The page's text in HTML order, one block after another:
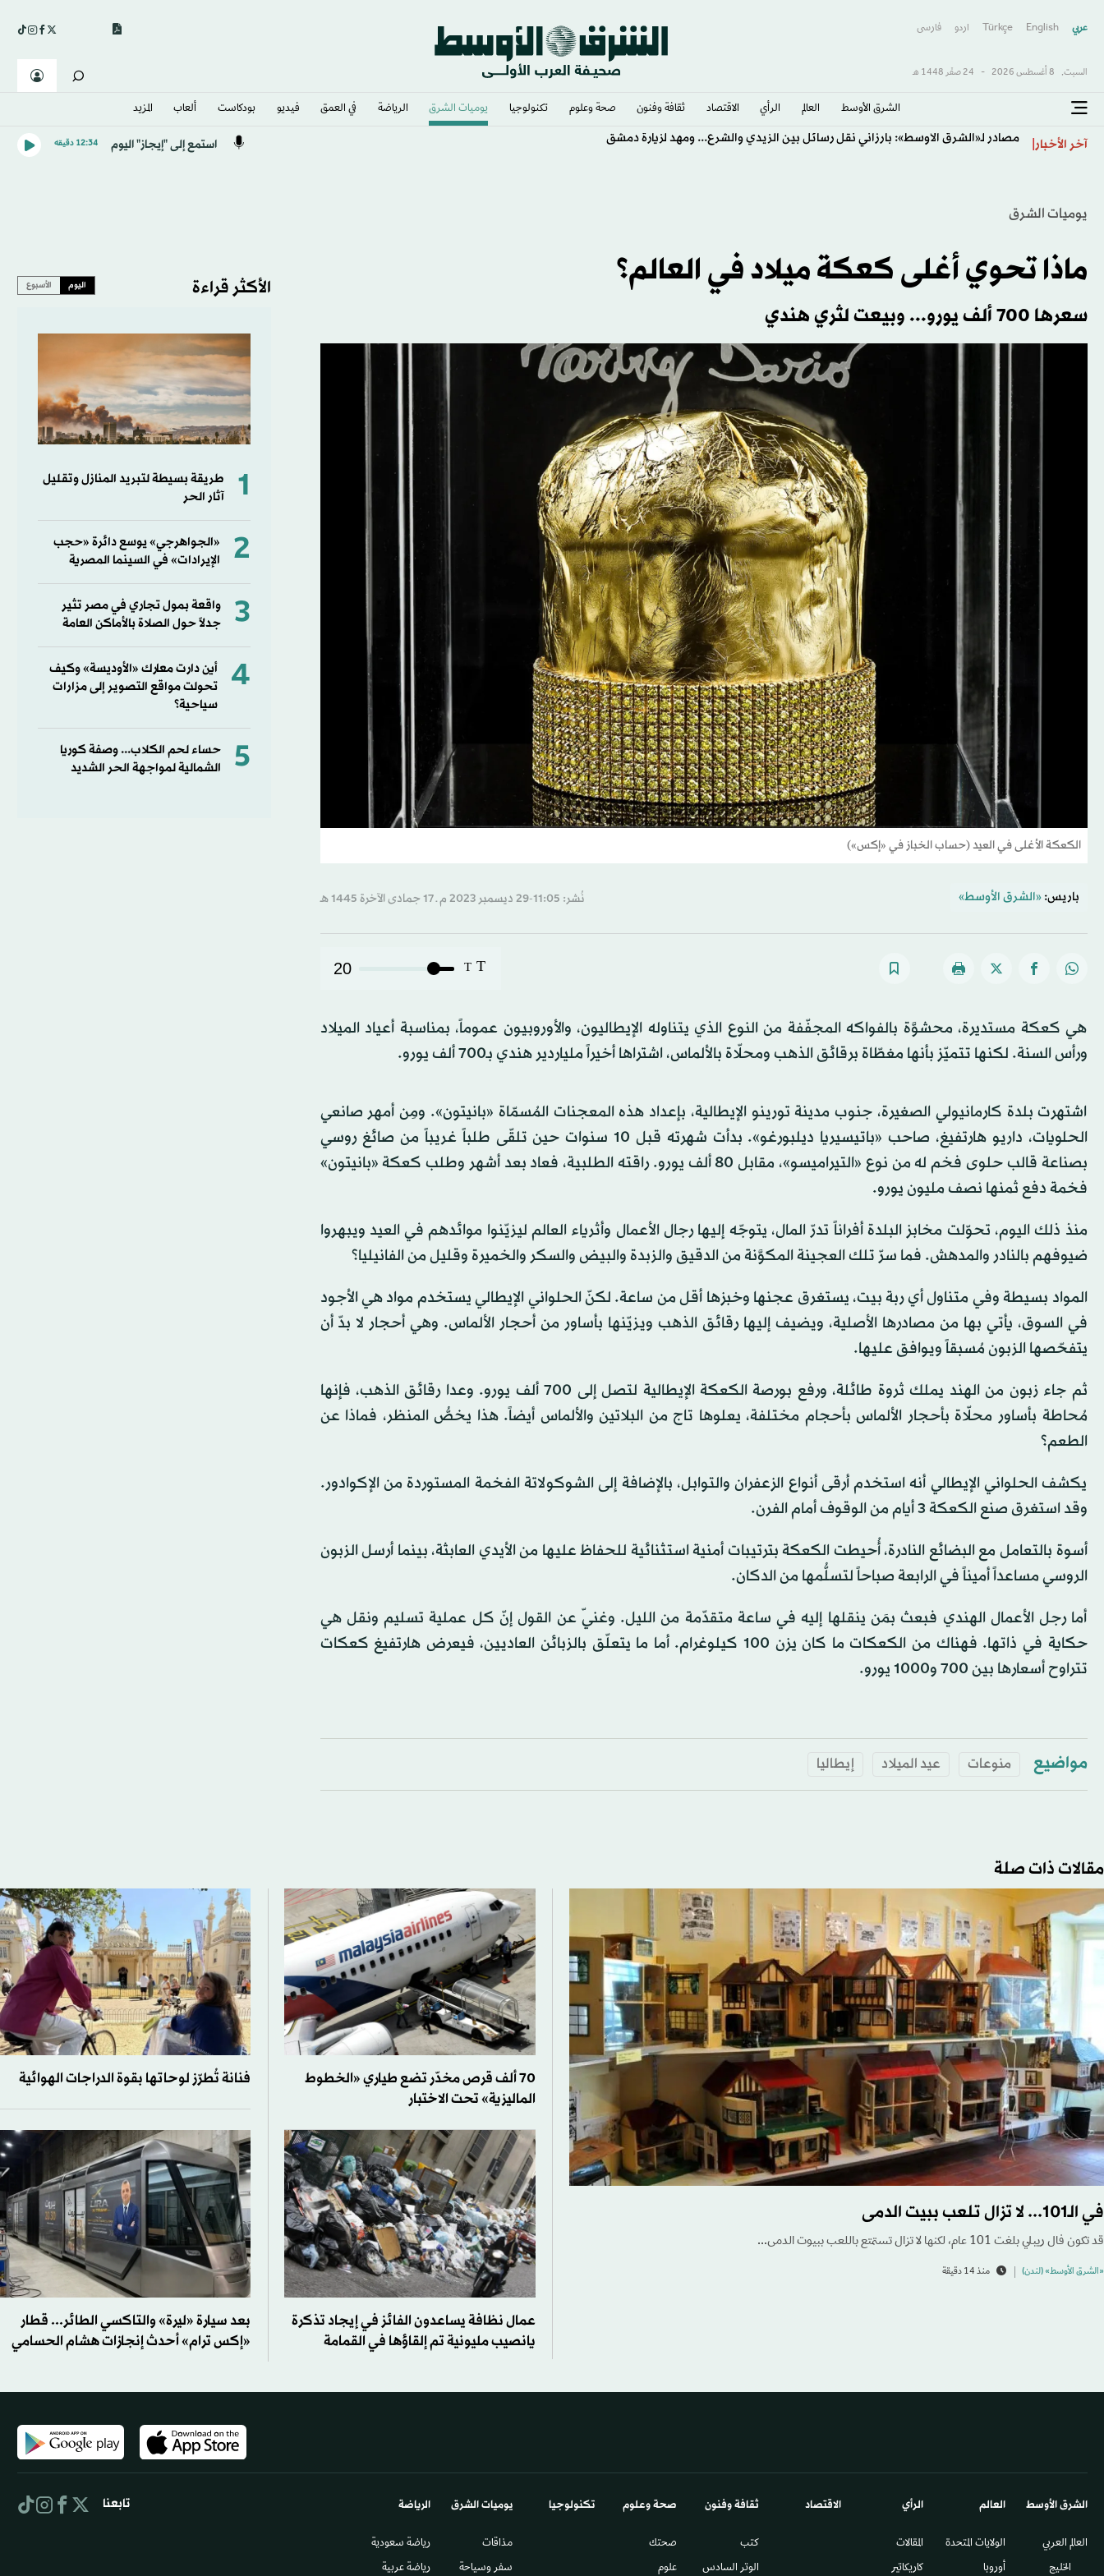
عربي English
Türkçe اردو فارسى
السبت, 8 أغسطس 2026 - 24 صفَر 1448 هـ
الشرق الأوسط​ العالم الرأي الاقتصاد ثقافة وفنون صحة وعلوم تكنولوجيا يوميات الشرق​ الرياضة في العمق فيديو بودكاست ألعاب المزيد
آخر الأخبار مصادر لـ«الشرق الأوسط»: بارزاني نقل رسائل بين الزيدي والشرع... ومهد لزيارة دمشق استمع إلى "إيجاز" اليوم 12:34 دقيقه
يوميات الشرق
ماذا تحوي أغلى كعكة ميلاد في العالم؟
سعرها 700 ألف يورو... وبيعت لثري هندي
الكعكة الأغلى في العيد (حساب الخباز في «إكس»)
باريس: «الشرق الأوسط» نُشر: 11:05-29 ديسمبر 2023 م ـ 17 جمادى الآخرة 1445 هـ
T
T
20
هي كعكة مستديرة، محشوَّة بالفواكه المجفّفة من النوع الذي يتناوله الإيطاليون، والأوروبيون عموماً، بمناسبة أعياد الميلاد
ورأس السنة. لكنها تتميّز بأنها مغطّاة برقائق الذهب ومحلّاة بالألماس، اشتراها أخيراً ملياردير هندي بـ700 ألف يورو.
اشتهرت بلدة كارمانيولي الصغيرة، جنوب مدينة تورينو الإيطالية، بإعداد هذه المعجنات المُسمّاة «بانيتون». ومِن أمهر صانعي
الحلويات، داريو هارتفيغ، صاحب «باتيسيريا ديلبورغو». بدأت شهرته قبل 10 سنوات حين تلقّى طلباً غريباً من صائغ روسي
بصناعة قالب حلوى فخم له من نوع «التيراميسو»، مقابل 80 ألف يورو. راقته الطلبية، فعاد بعد أشهر وطلب كعكة «بانيتون»
فخمة دفع ثمنها نصف مليون يورو.
منذ ذلك اليوم، تحوّلت مخابز البلدة أفراناً تدرّ المال، يتوجّه إليها رجال الأعمال وأثرياء العالم ليزيّنوا موائدهم في العيد ويبهروا
ضيوفهم بالنادر والمدهش. فما سرّ تلك العجينة المكوَّنة من الدقيق والزبدة والبيض والسكر والخميرة وقليل من الفانيليا؟
المواد بسيطة وفي متناول أي ربة بيت، يستغرق عجنها وخبزها أقل من ساعة. لكنّ الحلواني الإيطالي يستخدم مواد هي الأجود
في السوق، يأتي بها من مصادرها الأصلية، ويضيف إليها رقائق الذهب ويزيّنها بأساور من أحجار الألماس. وهي أحجار لا بدّ أن
يتفحّصها الزبون مُسبقاً ويوافق عليها.
ثم جاء زبون من الهند يملك ثروة طائلة، ورفع بورصة الكعكة الإيطالية لتصل إلى 700 ألف يورو. وعدا رقائق الذهب، فإنها
مُحاطة بأساور محلّاة بأحجار الألماس بأحجام مختلفة، يعلوها تاج من البلاتين والألماس أيضاً. هذا يخصُّ المنظر، فماذا عن
الطعم؟
يكشف الحلواني الإيطالي أنه استخدم أرقى أنواع الزعفران والتوابل، بالإضافة إلى الشوكولاتة الفخمة المستوردة من الإكوادور.
وقد استغرق صنع الكعكة 3 أيام من الوقوف أمام الفرن.
أسوة بالتعامل مع البضائع النادرة، أُحيطت الكعكة بترتيبات أمنية استثنائية للحفاظ عليها من الأيدي العابثة، بينما أرسل الزبون
الروسي مساعداً أميناً في الرابعة صباحاً لتسلُّمها من الدكان.
أما رجل الأعمال الهندي فبعث بمَن ينقلها إليه في ساعة متقدّمة من الليل. وغنيّ عن القول إنّ كل عملية تسليم ونقل هي
حكاية في ذاتها. فهناك من الكعكات ما كان يزن 100 كيلوغرام. أما ما يتعلّق بالزبائن العاديين، فيعرض هارتفيغ كعكات
تتراوح أسعارها بين 700 و1000 يورو.
مواضيع منوعات عيد الميلاد إيطاليا
الأكثر قراءة اليوم الأسبوع
1
طريقة بسيطة لتبريد المنازل وتقليل
آثار الحر
2
«الجواهرجي» يوسع دائرة «حجب
الإيرادات» في السينما المصرية
3
واقعة بمول تجاري في مصر تثير
جدلاً حول الصلاة بالأماكن العامة
4
أين دارت معارك «الأوديسة» وكيف
تحولت مواقع التصوير إلى مزارات
سياحية؟
5
حساء لحم الكلاب... وصفة كوريا
الشمالية لمواجهة الحر الشديد
مقالات ذات صلة
في الـ101... لا تزال تلعب ببيت الدمى
قد تكون فال ريبلي بلغت 101 عام، لكنها لا تزال تستمتع باللعب ببيوت الدمى...
«الشرق الأوسط» (لندن) منذ 14 دقيقة
70 ألف قرص مخدّر تضع طياري «الخطوط
الماليزية» تحت الاختبار
فنانة تُطرّز لوحاتها بقوة الدراجات الهوائية
عمال نظافة يساعدون الفائز في إيجاد تذكرة
يانصيب مليونية تم إلقاؤها في القمامة
بعد سيارة «ليرة» والتاكسي الطائر... قطار
«إكس ترام» أحدث إنجازات هشام الحسامي
الشرق الأوسط​
العالم العربي
الخليج
العالم
الولايات المتحدة
أوروبا
الرأي
المقالات
كاريكاتير
الاقتصاد ثقافة وفنون
كتب
الوتر السادس​
صحة وعلوم
صحتك
علوم
تكنولوجيا يوميات الشرق​
مذاقات
سفر وسياحة
الرياضة
رياضة سعودية
رياضة عربية
تابعنا